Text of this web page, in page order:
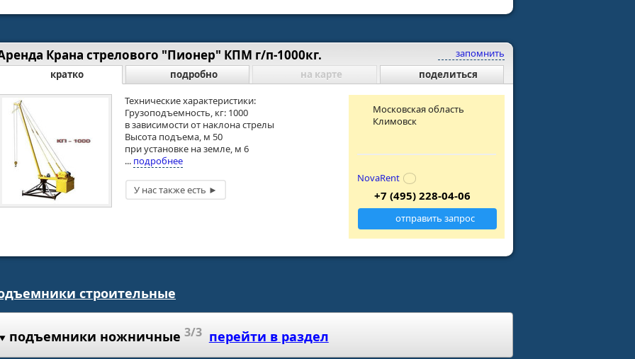
запомнить
Крана стрелового "Пионер" КПМ г/п-1000кг.
кратко подробно на карте поделиться
Технические характеристики:
Грузоподъемность, кг: 1000
в зависимости от наклона стрелы
Высота подъема, м 50
при установке на земле, м 6
... подробнее
Московская область
Климовск
NovaRent
+7 (495) 228-04-06
отправить запрос
строительные
подъемники ножничные 3/3 перейти в раздел